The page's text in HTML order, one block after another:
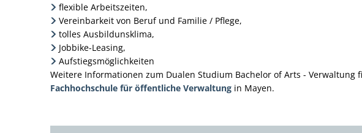
flexible Arbeitszeiten,
Vereinbarkeit von Beruf und Familie / Pflege,
tolles Ausbildunsklima,
Jobbike-Leasing,
Aufstiegsmöglichkeiten
Weitere Informationen zum Dualen Studium Bachelor of Arts - Verwaltung
Fachhochschule für öffentliche Verwaltung in Mayen.